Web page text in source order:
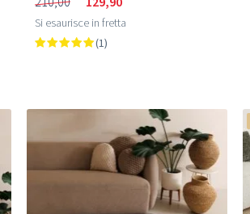
Si esaurisce in fretta
(1)